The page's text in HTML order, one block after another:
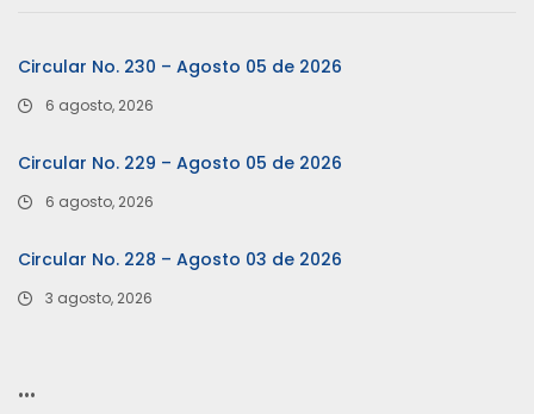
Circular No. 230 – Agosto 05 de 2026
6 agosto, 2026
Circular No. 229 – Agosto 05 de 2026
6 agosto, 2026
Circular No. 228 – Agosto 03 de 2026
3 agosto, 2026
…